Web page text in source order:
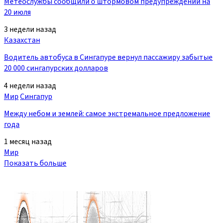
20 июля
3 недели назад
Казахстан
Водитель автобуса в Сингапуре вернул пассажиру забытые
20 000 сингапурских долларов
4 недели назад
МирСингапур
Между небом и землей: самое экстремальное предложение
года
1 месяц назад
Мир
Показать больше